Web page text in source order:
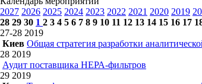
2027 2026 2025 2024 2023 2022 2021 2020 2019
28 29 30 1 2 3 4 5 6 7 8 9 10 11 12 13 14 15 16 17
27-28 2019
Киев Общая стратегия разработки
28 2019
Аудит поставщика НЕРА-фильтров
29 2019